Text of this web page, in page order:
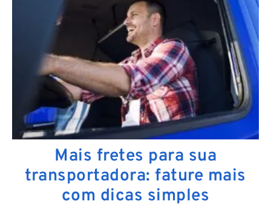
Mais fretes para sua
transportadora: fature mais
com dicas simples